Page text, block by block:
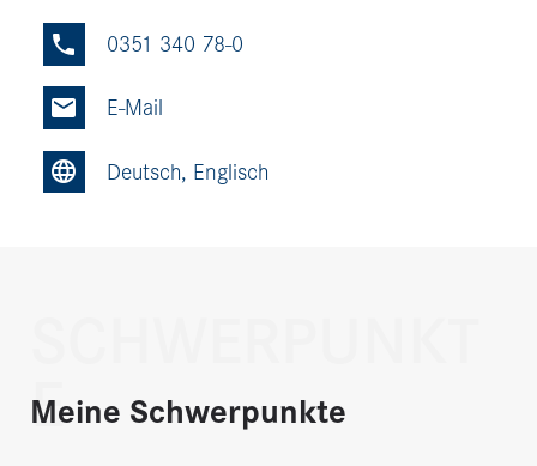
0351 340 78-0
Deutsch, Englisch
E
Meine Schwerpunkte